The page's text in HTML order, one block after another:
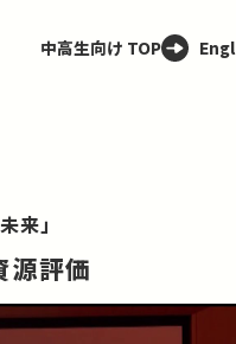
中高生向け TOP
来」
源評価